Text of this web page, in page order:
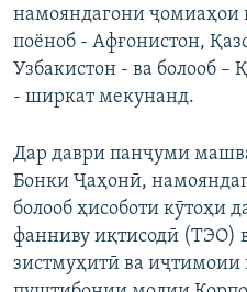
намояндагони
поёноб - Афғонистон,
Узбакистон - ва болооб –
- ширкат мекунанд.
Дар даври панҷуми
Бонки Ҷаҳонӣ,
болооб ҳисоботи кӯтоҳи
фанниву иқтисодӣ (ТЭО)
зистмуҳитӣ ва иҷтимоии